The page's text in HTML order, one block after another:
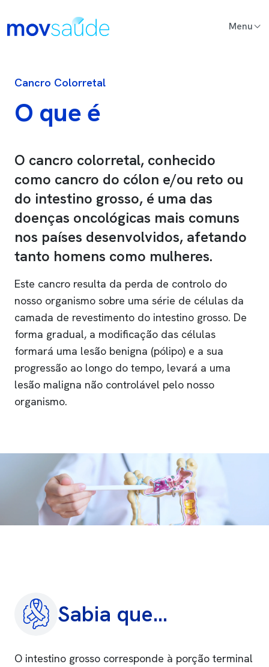
Cancro Colorretal
O que é
O cancro colorretal, conhecido
como cancro do cólon e/ou reto ou
do intestino grosso, é uma das
doenças oncológicas mais comuns
nos países desenvolvidos, afetando
tanto homens como mulheres.
Este cancro resulta da perda de controlo do
nosso organismo sobre uma série de células da
camada de revestimento do intestino grosso. De
forma gradual, a modificação das células
formará uma lesão benigna (pólipo) e a sua
progressão ao longo do tempo, levará a uma
lesão maligna não controlável pelo nosso
organismo.
Sabia que...
O intestino grosso corresponde à porção terminal